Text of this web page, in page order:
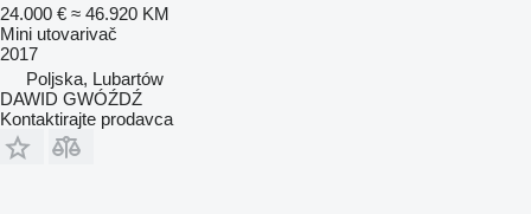
24.000 € ≈ 46.920 KM
Mini utovarivač
2017
Poljska, Lubartów
DAWID GWÓŹDŹ
Kontaktirajte prodavca